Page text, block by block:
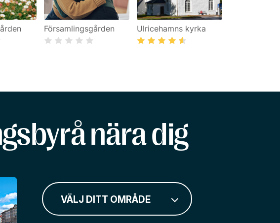
Församlingsgården Ulricehamns kyrka
nära dig
VÄLJ DITT OMRÅDE